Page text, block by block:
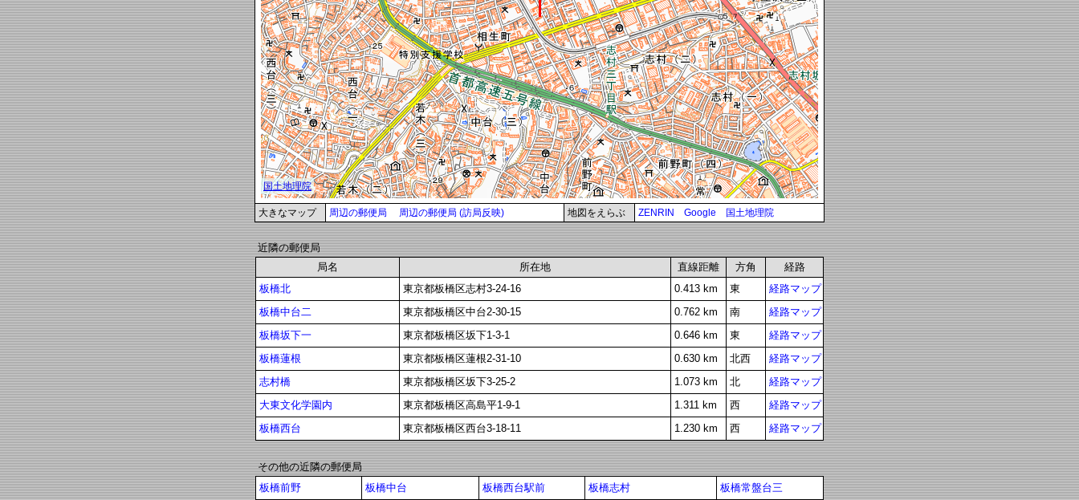
大きなマップ 周辺の郵便局 周辺の郵便局 (訪局反映) 地図をえらぶ ZENRIN Google 国土地理院
近隣の郵便局
局名
所在地 直線距離 方角
経路
板橋北
東京都板橋区志村3-24-16 0.413 km 東
経路マップ
板橋中台二
東京都板橋区中台2-30-15 0.762 km 南
経路マップ
板橋坂下一
東京都板橋区坂下1-3-1 0.646 km 東
経路マップ
板橋蓮根
東京都板橋区蓮根2-31-10 0.630 km 北西
経路マップ
志村橋
東京都板橋区坂下3-25-2 1.073 km 北
経路マップ
大東文化学園内
東京都板橋区高島平1-9-1 1.311 km 西
経路マップ
板橋西台
東京都板橋区西台3-18-11 1.230 km 西 経路マップ
その他の近隣の郵便局
板橋前野
板橋中台 板橋西台駅前 板橋志村 板橋常盤台三